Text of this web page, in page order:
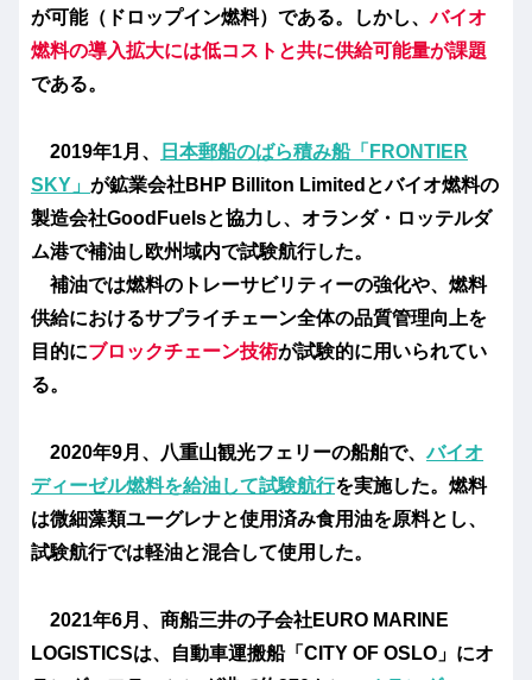
が可能（ドロップイン燃料）である。しかし、バイオ
燃料の導入拡大には低コストと共に供給可能量が課題
である。
2019年1月、
日本郵船のばら積み船「FRONTIER
SKY」 が鉱業会社BHP Billiton Limitedとバイオ燃料の
製造会社GoodFuelsと協力し、オランダ・ロッテルダ
ム港で補油し欧州域内で試験航行した。
補油では燃料のトレーサビリティーの強化や、燃料
供給におけるサプライチェーン全体の品質管理向上を
目的にブロックチェーン技術が試験的に用いられてい
る。
2020年9月、八重山観光フェリーの船舶で、バイオ
ディーゼル燃料を給油して試験航行を実施した。燃料
は微細藻類ユーグレナと使用済み食用油を原料とし、
試験航行では軽油と混合して使用した。
2021年6月、商船三井の子会社EURO MARINE
LOGISTICSは、自動車運搬船「CITY OF OSLO」にオ